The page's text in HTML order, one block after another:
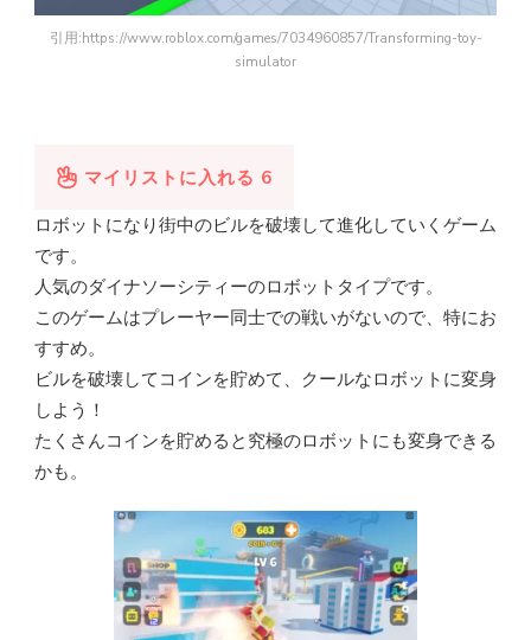
引用:https://www.roblox.com/games/7034960857/Transforming-toy-
simulator
マイリストに入れる 6
ロボットになり街中のビルを破壊して進化していくゲーム
です。
人気のダイナソーシティーのロボットタイプです。
このゲームはプレーヤー同士での戦いがないので、 特にお
すすめ。
ビルを破壊してコインを貯めて、クールなロボットに変身
しよう！
たくさんコインを貯めると 究極のロボットにも変身できる
かも。